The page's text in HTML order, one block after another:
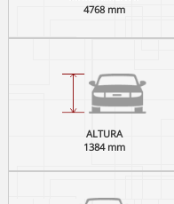
4768 mm
ALTURA
1384 mm